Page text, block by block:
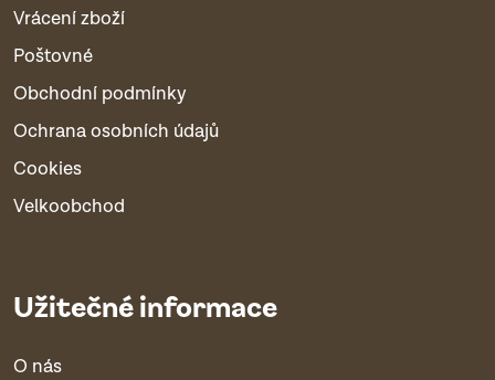
Vrácení zboží
Poštovné
Obchodní podmínky
Ochrana osobních údajů
Cookies
Velkoobchod
Užitečné informace
O nás